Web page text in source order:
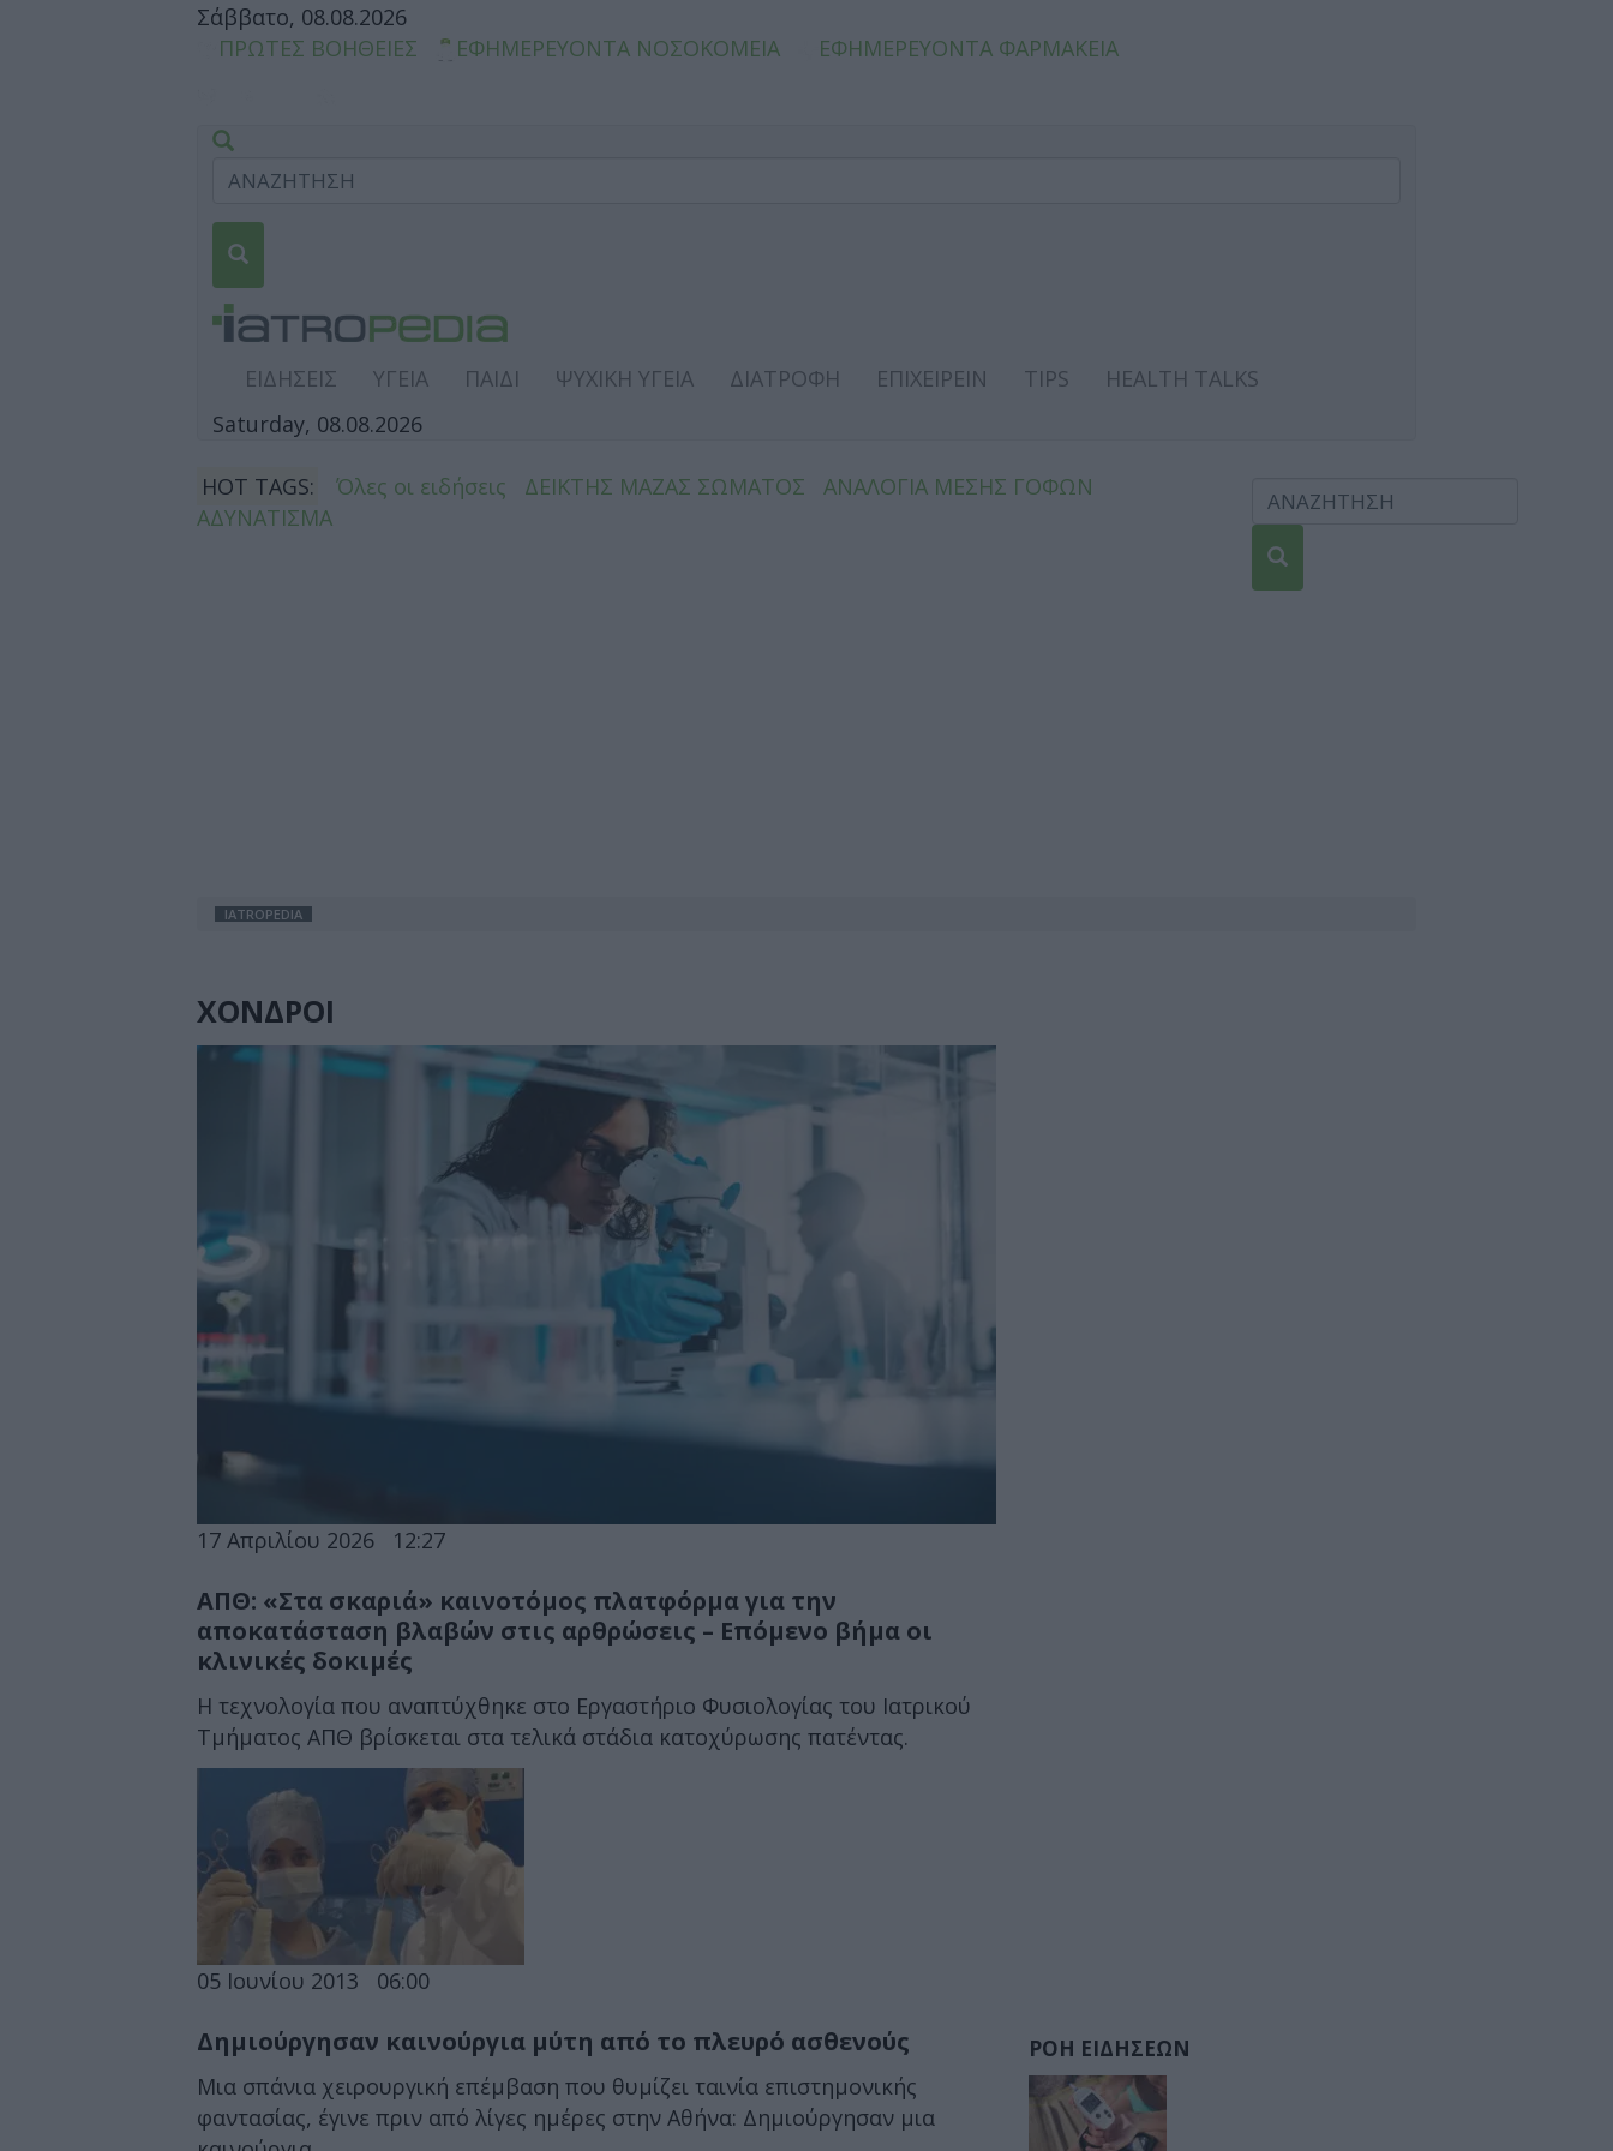
Σάββατο, 08.08.2026
ΠΡΩΤΕΣ ΒΟΗΘΕΙΕΣ
ΕΦΗΜΕΡΕΥΟΝΤΑ ΝΟΣΟΚΟΜΕΙΑ ΕΦΗΜΕΡΕΥΟΝΤΑ ΦΑΡΜΑΚΕΙΑ
ΕΙΔΗΣΕΙΣ ΥΓΕΙΑ ΠΑΙΔΙ ΨΥΧΙΚΗ ΥΓΕΙΑ ΔΙΑΤΡΟΦΗ ΕΠΙΧΕΙΡΕΙΝ TIPS
HEALTH TALKS
Saturday, 08.08.2026
HOT TAGS: Όλες οι ειδήσεις ΔΕΙΚΤΗΣ ΜΑΖΑΣ ΣΩΜΑΤΟΣ
ΑΝΑΛΟΓΙΑ ΜΕΣΗΣ ΓΟΦΩΝ
ΑΔΥΝΑΤΙΣΜΑ
IATROPEDIA
ΧΟΝΔΡΟΙ
17 Απριλίου 2026 12:27
ΑΠΘ: «Στα σκαριά» καινοτόμος πλατφόρμα για την
αποκατάσταση βλαβών στις αρθρώσεις – Επόμενο βήμα οι
κλινικές δοκιμές
Η τεχνολογία που αναπτύχθηκε στο Εργαστήριο Φυσιολογίας του Ιατρικού
Τμήματος ΑΠΘ βρίσκεται στα τελικά στάδια κατοχύρωσης πατέντας.
05 Ιουνίου 2013 06:00
Δημιούργησαν καινούργια μύτη από το πλευρό ασθενούς
Μια σπάνια χειρουργική επέμβαση που θυμίζει ταινία επιστημονικής
φαντασίας, έγινε πριν από λίγες ημέρες στην Αθήνα: Δημιούργησαν μια
ΡΟΗ ΕΙΔΗΣΕΩΝ